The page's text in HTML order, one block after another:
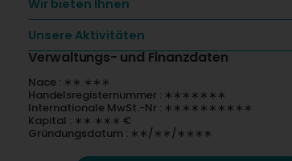
Wir bieten Ihnen
Unsere Aktivitäten
Verwaltungs- und Finanzdaten
Nace : ∗∗.∗∗∗
Handelsregisternummer : ∗∗∗∗∗∗∗
Internationale MwSt.-Nr : ∗∗∗∗∗∗∗∗∗∗
Kapital : ∗∗ ∗∗∗ €
Gründungsdatum : ∗∗/∗∗/∗∗∗∗